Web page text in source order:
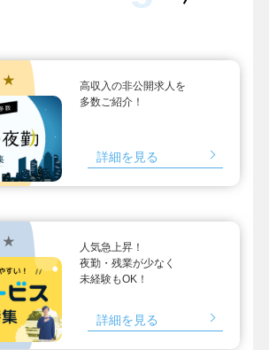
★
高収入の非公開求人を
多数ご紹介！
詳細を見る
★
人気急上昇！
夜勤・残業が少なく
未経験もOK！
詳細を見る